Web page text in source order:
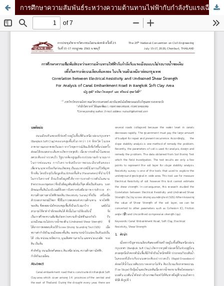
การศึกษาความสัมพันธ์ระหว่างความต้านทานไฟฟ้ากับกำลังรับแรงเฉือนแบบไม่ระบายน้ำของดิน เพื่อวิเคราะห์ถนนเลียบคันคลอง ในบริเวณดินเหนียวอ่อนกรุงเทพ